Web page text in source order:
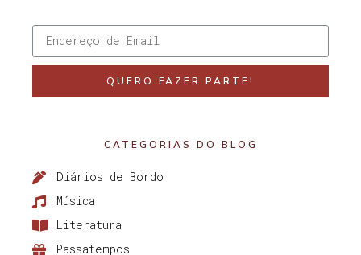
QUERO FAZER PARTE!
CATEGORIAS DO BLOG
Diários de Bordo
Música
Literatura
Passatempos